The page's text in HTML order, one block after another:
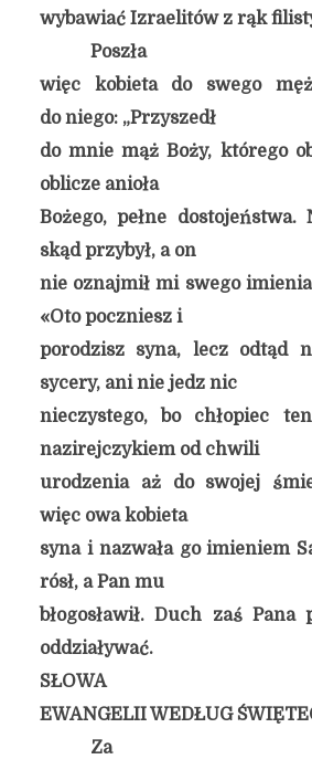
wybawiać Izraelitów z rąk
Poszła
więc kobieta do swego
do niego: „Przyszedł
do mnie mąż Boży, którego
oblicze anioła
Bożego, pełne dostojeństwa.
skąd przybył, a on
nie oznajmił mi swego
«Oto poczniesz i
porodzisz syna, lecz odtąd
sycery, ani nie jedz nic
nieczystego, bo chłopiec
nazirejczykiem od chwili
urodzenia aż do swojej
więc owa kobieta
syna i nazwała go imieniem
rósł, a Pan mu
błogosławił. Duch zaś Pana
oddziaływać.
SŁOWA
EWANGELII WEDŁUG
Za